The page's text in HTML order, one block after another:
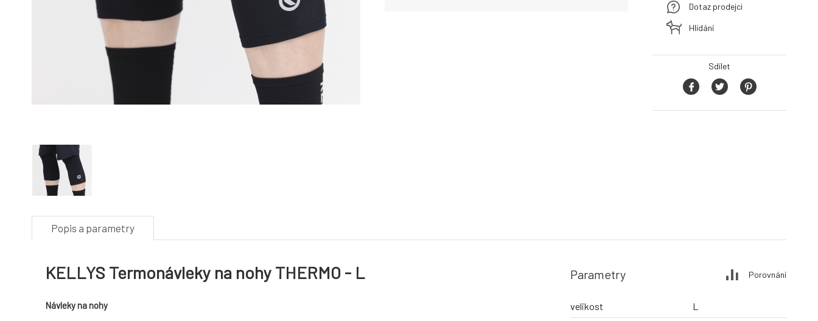
Dotaz prodejci
Hlídání
Sdílet
Popis a parametry
KELLYS Termonávleky na nohy THERMO - L
Návleky na nohy
Parametry Porovnání
velikost L